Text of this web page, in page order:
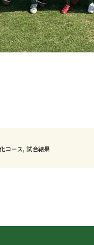
コース,試合結果